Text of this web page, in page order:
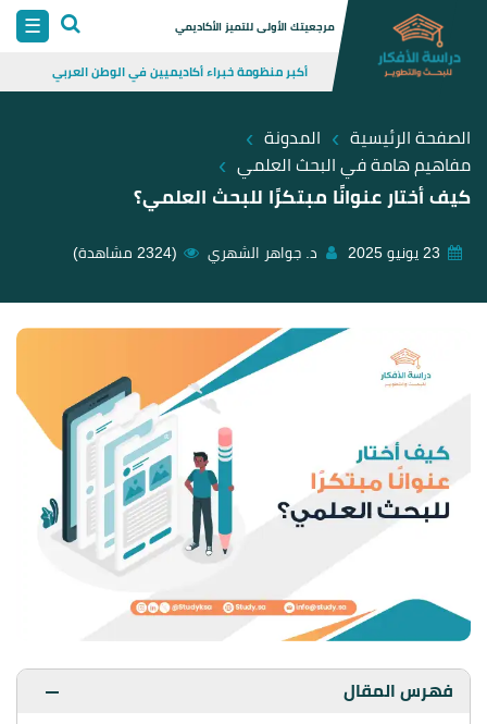
Skip
☰ مرجعيتك الأولى للتميز الأكاديمي
أكبر منظومة خبراء أكاديميين في الوطن العربي
الصفحة الرئيسية › المدونة ›
مفاهيم هامة في البحث العلمي ›
كيف أختار عنوانًا مبتكرًا للبحث العلمي؟
د. جواهر الشهري (2324 مشاهدة)
فهرس المقال